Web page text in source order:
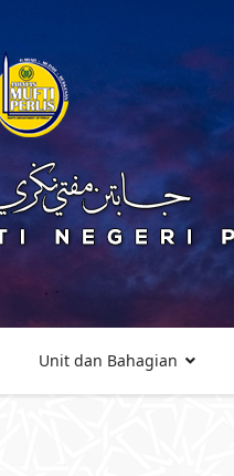
Unit dan Bahagian